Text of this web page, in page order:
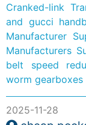
Cranked-link
and gucci
Manufacturer
Manufacturers
belt speed
worm gearboxes
2025-11-28